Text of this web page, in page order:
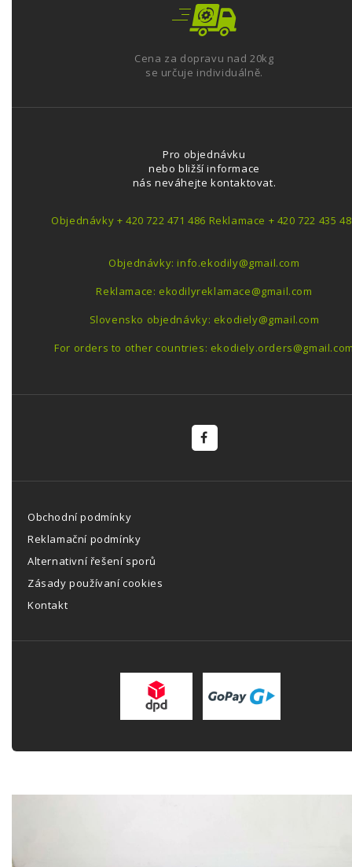
Cena za dopravu nad 20kg
se určuje individuálně.
Pro objednávku
nebo bližší informace
nás neváhejte kontaktovat.
Objednávky + 420 722 471 486 Reklamace + 420 722 435
Objednávky: info.ekodily@gmail.com
Reklamace: ekodilyreklamace@gmail.com
Slovensko objednávky: ekodiely@gmail.com
For orders to other countries:
Obchodní podmínky
Reklamační podmínky
Alternativní řešení sporů
Zásady používaní cookies
Kontakt